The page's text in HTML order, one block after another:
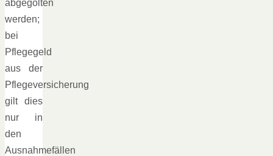
abgegolten
werden;
bei
Pflegegeld
aus der
Pflegeversicherung
gilt dies
nur in
den
Ausnahmefällen